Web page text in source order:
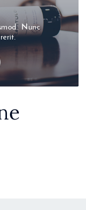
Nunc